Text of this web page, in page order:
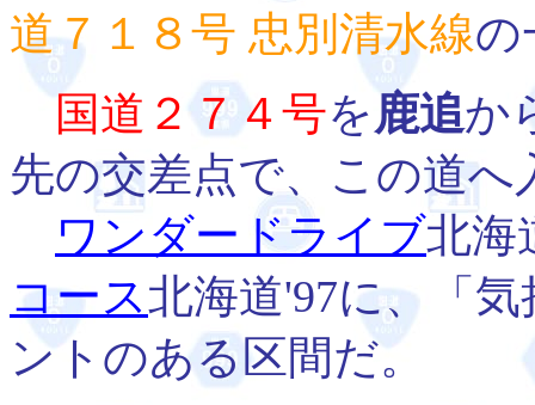
道７１８号 忠別清水線の
国道２７４号を鹿追か
先の交差点で、この道へ
ワンダードライブ北海
コース北海道'97に、「
ントのある区間だ。